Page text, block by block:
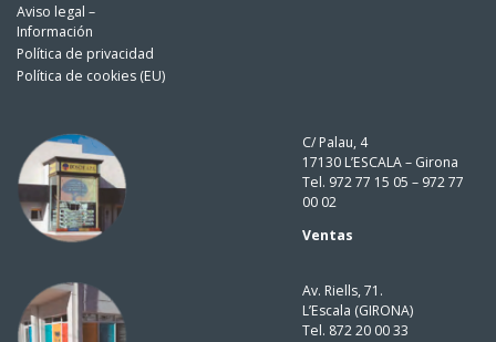
Aviso legal –
Información
Política de privacidad
Política de cookies (EU)
C/ Palau, 4
17130 L’ESCALA – Girona
Tel. 972 77 15 05 – 972 77
00 02
Ventas
Av. Riells, 71.
L’Escala (GIRONA)
Tel. 872 20 00 33